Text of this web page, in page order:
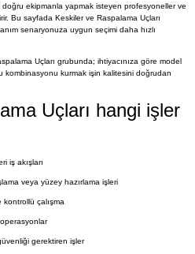
ekipmanla yapmak isteyen profesyoneller ve
Bu sayfada Keskiler ve Raspalama Uçları
senaryonuza uygun seçimi daha hızlı
Uçları grubunda; ihtiyacınıza göre model
kombinasyonu kurmak işin kalitesini doğrudan
Uçları hangi işler
iş akışları
veya yüzey hazırlama işleri
kontrollü çalışma
gerektiren işler